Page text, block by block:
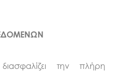
διασφαλίζει την πλήρη